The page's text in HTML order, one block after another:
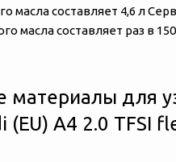
масла составляет 4,6 л
масла составляет раз в
для
(EU) A4 2.0 TFSI